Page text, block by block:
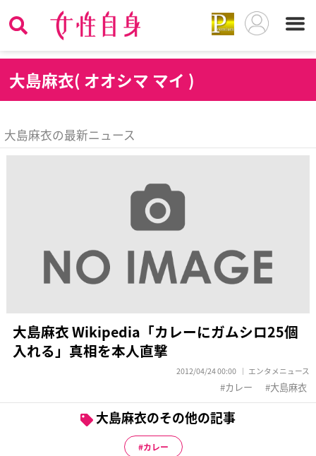
大島麻衣( オオシマ マイ )
大島麻衣の最新ニュース
大島麻衣 Wikipedia「カレーにガムシロ25個
入れる」真相を本人直撃
2012/04/24 00:00 エンタメニュース
カレー 大島麻衣
大島麻衣のその他の記事
カレー